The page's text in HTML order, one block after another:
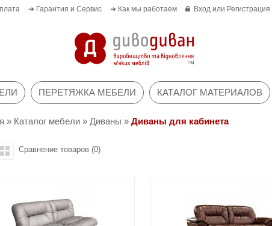
➜ Гарантия и Сервис ➜ Как мы работаем Вход или Регистрация
ПЕРЕТЯЖКА МЕБЕЛИ КАТАЛОГ МАТЕРИАЛОВ
» Каталог мебели » Диваны » Диваны для кабинета
Сравнение товаров (0)